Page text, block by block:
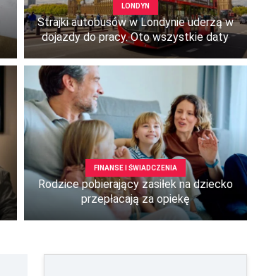
LONDYN
Strajki autobusów w Londynie uderzą w
dojazdy do pracy. Oto wszystkie daty
FINANSE I ŚWIADCZENIA
Rodzice pobierający zasiłek na dziecko
przepłacają za opiekę